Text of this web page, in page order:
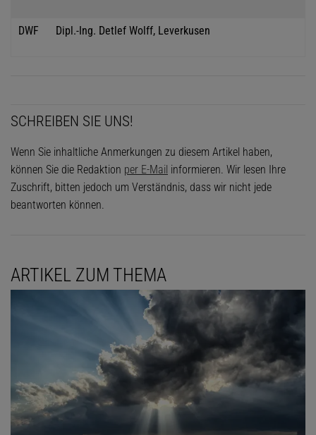
DWF Dipl.-Ing. Detlef Wolff, Leverkusen
SCHREIBEN SIE UNS!
Wenn Sie inhaltliche Anmerkungen zu diesem Artikel haben,
können Sie die Redaktion per E-Mail informieren. Wir lesen Ihre
Zuschrift, bitten jedoch um Verständnis, dass wir nicht jede
beantworten können.
ARTIKEL ZUM THEMA